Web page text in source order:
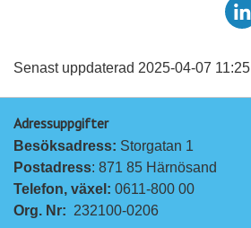
Senast uppdaterad 2025-04-07 11:25
Adressuppgifter
Besöksadress: Storgatan 1
Postadress: 871 85 Härnösand
Telefon, växel: 0611-800 00
Org. Nr: 232100-0206